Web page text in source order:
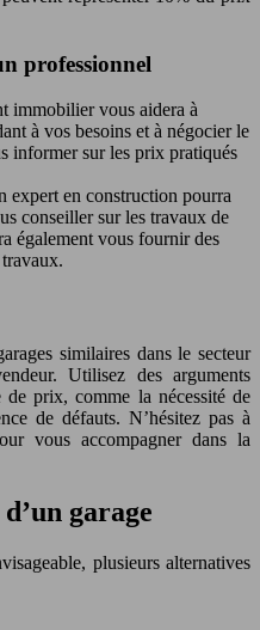
professionnel
immobilier vous aidera à
à vos besoins et à négocier le
informer sur les prix pratiqués
expert en construction pourra
conseiller sur les travaux de
également vous fournir des
similaires dans le secteur
Utilisez des arguments
prix, comme la nécessité de
de défauts. N’hésitez pas à
vous accompagner dans la
garage
plusieurs alternatives